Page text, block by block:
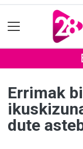
Errimak
dute